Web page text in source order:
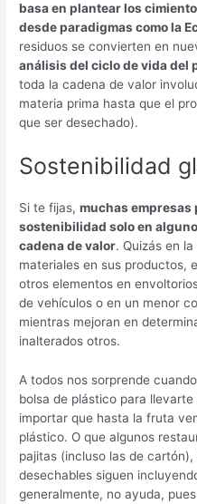
basa en plantear los
desde paradigmas como la
residuos se convierten en
análisis del ciclo de vida del
toda la cadena de valor
materia prima hasta que el
que ser desechado).
Sostenibilidad
Si te fijas,muchas empresas
sostenibilidad solo en
cadena de valor. Quizás en
materiales en sus productos,
otros elementos en
de vehículos o en un menor
mientras mejoran en
inalterados otros.
A todos nos sorprende
bolsa de plástico para
importar que hasta la fruta
plástico. O que algunos
pajitas (incluso las de
desechables siguen
generalmente, no ayuda,